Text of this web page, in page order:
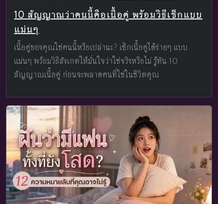
10 สัญญาณว่าคนนี้คือเนื้อคู่ พร้อมวิธีเช็กแบบ
แม่นๆ
เนื้อคู่ของคุณใช่คนนี้หรือเปล่านะ? เช็กเนื้อคู่ได้ง่ายๆ แบบ
แม่นๆ พร้อมวิธีสังเกตให้มั่นใจว่าใช่จริงหรือไม่ รู้ทัน 10
สัญญาณเนื้อคู่ ก่อนจะพลาดคนที่ใช่ในชีวิตคุณ